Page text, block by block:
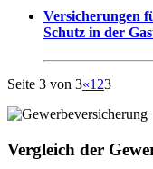
Versicherungen
Schutz in der
Seite 3 von 3«1 23
Vergleich der